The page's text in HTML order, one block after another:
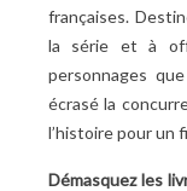
françaises.
la série et à
personnages
écrasé la
l’histoire pour un
Démasquez les